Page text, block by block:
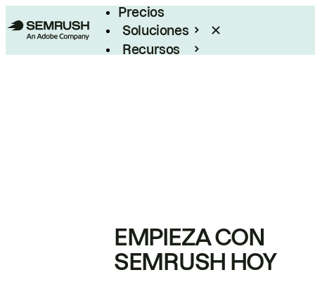
Precios
Soluciones
Recursos
EMPIEZA CON
SEMRUSH HOY